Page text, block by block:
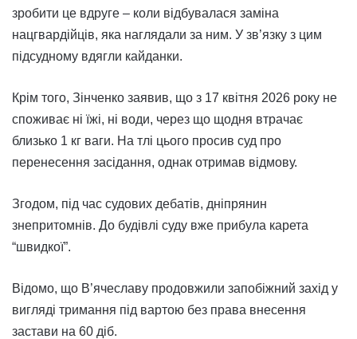
зробити це вдруге – коли відбувалася заміна
нацгвардійців, яка наглядали за ним. У зв’язку з цим
підсудному вдягли кайданки.
Крім того, Зінченко заявив, що з 17 квітня 2026 року не
споживає ні їжі, ні води, через що щодня втрачає
близько 1 кг ваги. На тлі цього просив суд про
перенесення засідання, однак отримав відмову.
Згодом, під час судових дебатів, дніпрянин
знепритомнів. До будівлі суду вже прибула карета
“швидкої”.
Відомо, що В’ячеславу продовжили запобіжний захід у
вигляді тримання під вартою без права внесення
застави на 60 діб.